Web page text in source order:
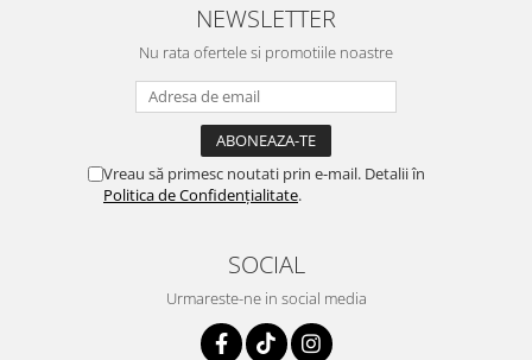
NEWSLETTER
Nu rata ofertele si promotiile noastre
Vreau să primesc noutati prin e-mail. Detalii în
Politica de Confidențialitate.
SOCIAL
Urmareste-ne in social media